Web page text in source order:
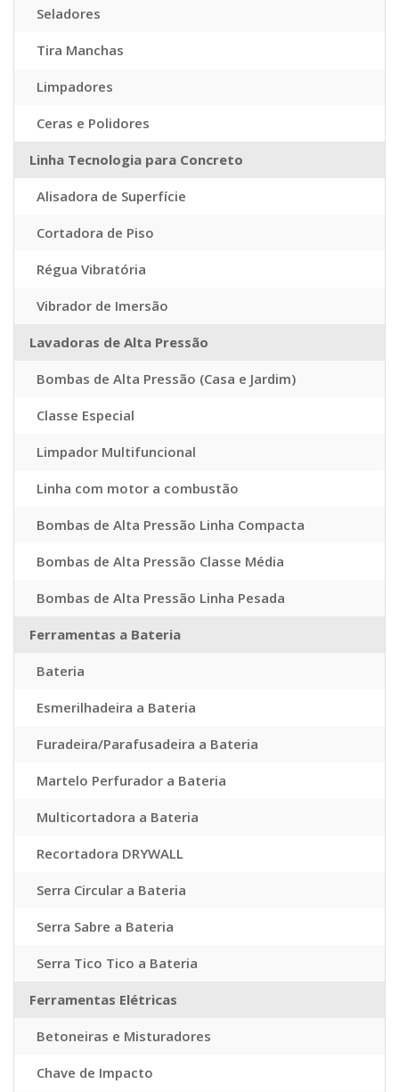
Seladores
Tira Manchas
Limpadores
Ceras e Polidores
Linha Tecnologia para Concreto
Alisadora de Superfície
Cortadora de Piso
Régua Vibratória
Vibrador de Imersão
Lavadoras de Alta Pressão
Bombas de Alta Pressão (Casa e Jardim)
Classe Especial
Limpador Multifuncional
Linha com motor a combustão
Bombas de Alta Pressão Linha Compacta
Bombas de Alta Pressão Classe Média
Bombas de Alta Pressão Linha Pesada
Ferramentas a Bateria
Bateria
Esmerilhadeira a Bateria
Furadeira/Parafusadeira a Bateria
Martelo Perfurador a Bateria
Multicortadora a Bateria
Recortadora DRYWALL
Serra Circular a Bateria
Serra Sabre a Bateria
Serra Tico Tico a Bateria
Ferramentas Elétricas
Betoneiras e Misturadores
Chave de Impacto